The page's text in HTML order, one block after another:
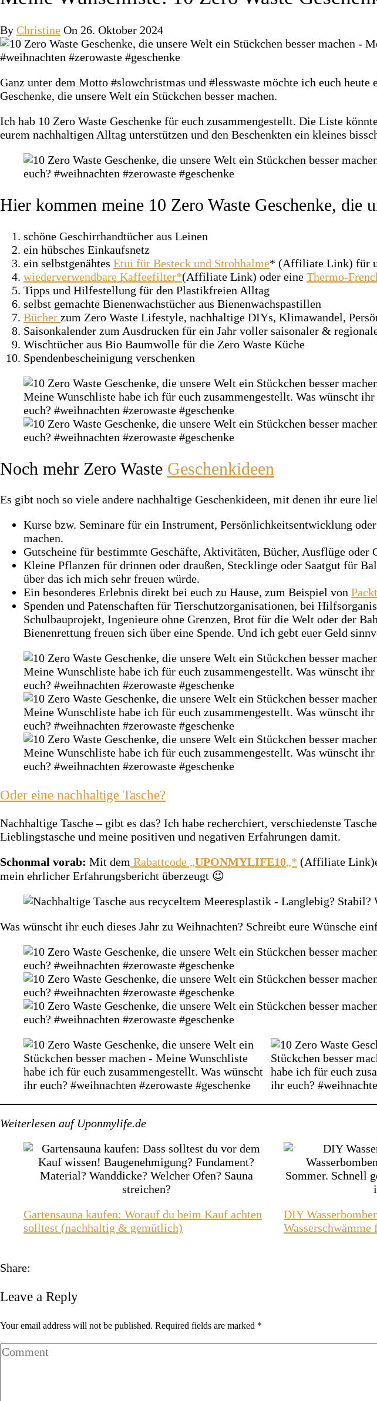
By Christine On 26. Oktober 2024
Ganz unter dem Motto #slowchristmas und #lesswaste möchte ich euch
Geschenke, die unsere Welt ein Stückchen besser machen.
Ich hab 10 Zero Waste Geschenke für euch zusammengestellt. Die Liste
eurem nachhaltigen Alltag unterstützen und den Beschenkten ein kleines
Hier kommen meine 10 Zero Waste Geschenke, die
schöne Geschirrhandtücher aus Leinen
ein hübsches Einkaufsnetz
ein selbstgenähtes Etui für Besteck und Strohhalme* (Affiliate Link) für
wiederverwendbare Kaffeefilter*(Affiliate Link) oder eine Thermo-
Tipps und Hilfestellung für den Plastikfreien Alltag
selbst gemachte Bienenwachstücher aus Bienenwachspastillen
Bücher zum Zero Waste Lifestyle, nachhaltige DIYs, Klimawandel,
Saisonkalender zum Ausdrucken für ein Jahr voller saisonaler &
Wischtücher aus Bio Baumwolle für die Zero Waste Küche
Spendenbescheinigung verschenken
Noch mehr Zero Waste Geschenkideen
Es gibt noch so viele andere nachhaltige Geschenkideen, mit denen ihr eure
Kurse bzw. Seminare für ein Instrument, Persönlichkeitsentwicklung
machen.
Gutscheine für bestimmte Geschäfte, Aktivitäten, Bücher, Ausflüge oder
Kleine Pflanzen für drinnen oder draußen, Stecklinge oder Saatgut für
über das ich mich sehr freuen würde.
Ein besonderes Erlebnis direkt bei euch zu Hause, zum Beispiel von
Spenden und Patenschaften für Tierschutzorganisationen, bei
Schulbauprojekt, Ingenieure ohne Grenzen, Brot für die Welt oder der
Bienenrettung freuen sich über eine Spende. Und ich gebt euer Geld
Oder eine nachhaltige Tasche?
Nachhaltige Tasche – gibt es das? Ich habe recherchiert, verschiedenste
Lieblingstasche und meine positiven und negativen Erfahrungen damit.
Schonmal vorab: Mit dem Rabattcode „UPONMYLIFE10„* (Affiliate
mein ehrlicher Erfahrungsbericht überzeugt 😉
Was wünscht ihr euch dieses Jahr zu Weihnachten? Schreibt eure Wünsche
Weiterlesen auf Uponmylife.de
Gartensauna kaufen: Worauf du beim Kauf achten
solltest (nachhaltig & gemütlich)
DIY
Wasserschwämme
Share:
Leave a Reply
Your email address will not be published. Required fields are marked *